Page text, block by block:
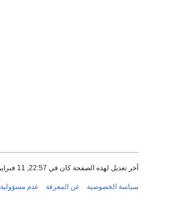
آخر تعديل لهذه الصفحة كان في 22:57, 11 فبراير 2024.
سياسة الخصوصية عن المعرفة عدم مسؤولية